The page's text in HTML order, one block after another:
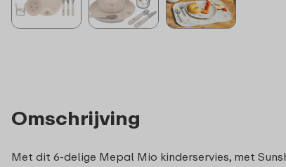
Omschrijving
Met dit 6-delige Mepal Mio kinderservies, met